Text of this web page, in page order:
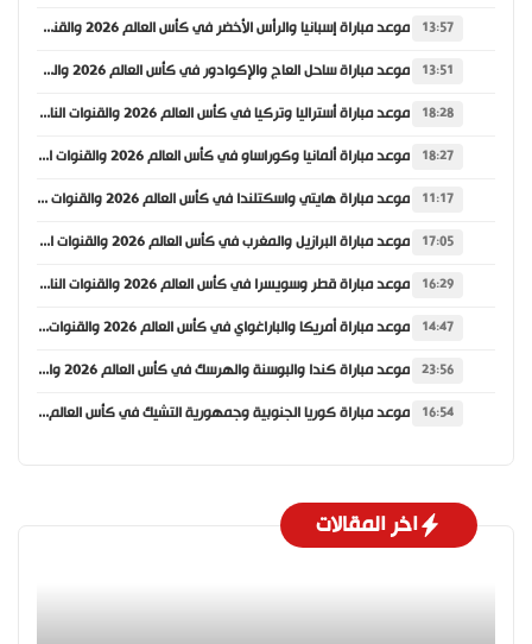
13:57 موعد مباراة إسبانيا والرأس الأخضر في كأس العالم 2026 والقنوات الناقلة
13:51 موعد مباراة ساحل العاج والإكوادور في كأس العالم 2026 والقنوات الناقلة
18:28 موعد مباراة أستراليا وتركيا في كأس العالم 2026 والقنوات الناقلة
18:27 موعد مباراة ألمانيا وكوراساو في كأس العالم 2026 والقنوات الناقلة
11:17 موعد مباراة هايتي واسكتلندا في كأس العالم 2026 والقنوات الناقلة
17:05 موعد مباراة البرازيل والمغرب في كأس العالم 2026 والقنوات الناقلة
16:29 موعد مباراة قطر وسويسرا في كأس العالم 2026 والقنوات الناقلة
14:47 موعد مباراة أمريكا والباراغواي في كأس العالم 2026 والقنوات الناقلة
23:56 موعد مباراة كندا والبوسنة والهرسك في كأس العالم 2026 والقنوات الناقلة
16:54 موعد مباراة كوريا الجنوبية وجمهورية التشيك في كأس العالم 2026 والقنوات الناقلة
اخر المقالات